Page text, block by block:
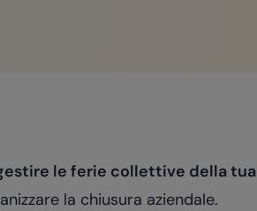
le ferie collettive della tua
la chiusura aziendale.